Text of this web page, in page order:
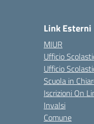
Link Esterni
MIUR
Ufficio
Ufficio
Scuola in
Iscrizioni On
Invalsi
Comune